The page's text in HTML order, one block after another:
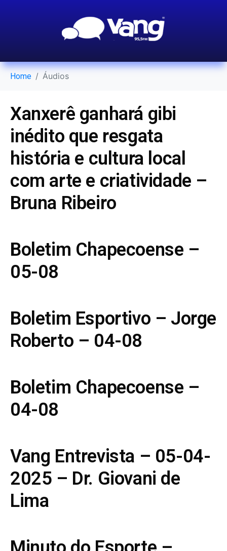
Home Áudios
Xanxerê ganhará gibi
inédito que resgata
história e cultura local
com arte e criatividade –
Bruna Ribeiro
Boletim Chapecoense –
05-08
Boletim Esportivo – Jorge
Roberto – 04-08
Boletim Chapecoense –
04-08
Vang Entrevista – 05-04-
2025 – Dr. Giovani de
Lima